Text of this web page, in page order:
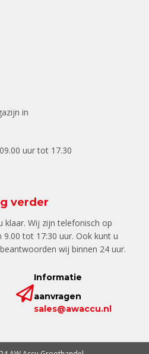
in
uur tot 17.30
verder
klaar. Wij zijn telefonisch op
tot 17:30 uur. Ook kunt u
wij binnen 24 uur.
Informatie
aanvragen
sales@awaccu.nl